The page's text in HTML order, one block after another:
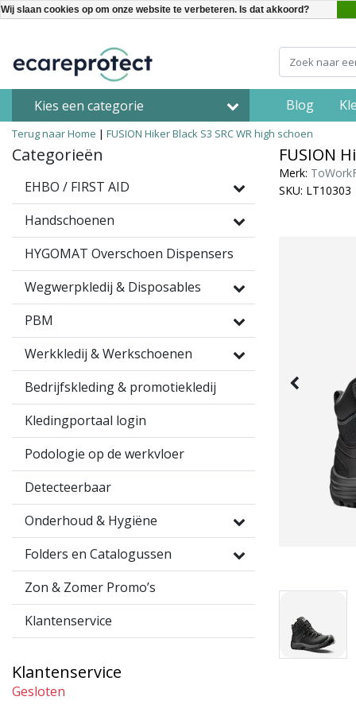
Kies een categorie Blog
Terug naar Home | FUSION Hiker Black S3 SRC WR high schoen
Categorieën
EHBO / FIRST AID
Handschoenen
HYGOMAT Overschoen Dispensers
Wegwerpkledij & Disposables
PBM
Werkkledij & Werkschoenen
Bedrijfskleding & promotiekledij
Kledingportaal login
Podologie op de werkvloer
Detecteerbaar
Onderhoud & Hygiëne
Folders en Catalogussen
Zon & Zomer Promo’s
Klantenservice
Klantenservice
Gesloten
FUSION
Merk:
SKU: LT10303
Wij slaan cookies op om onze website te verbeteren. Is dat akkoord?